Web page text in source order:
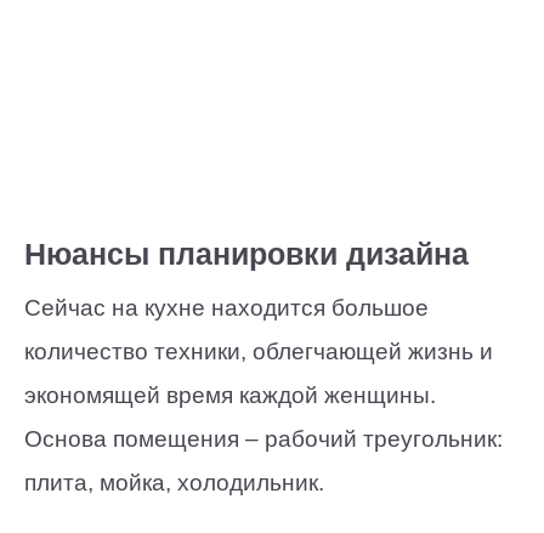
Нюансы планировки дизайна
Сейчас на кухне находится большое
количество техники, облегчающей жизнь и
экономящей время каждой женщины.
Основа помещения – рабочий треугольник:
плита, мойка, холодильник.